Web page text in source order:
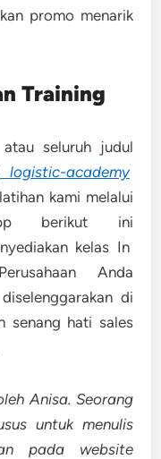
promo menarik
Training
seluruh judul
logistic-academy
kami melalui
berikut ini
kelas In
Anda
di
senang hati sales
Anisa. Seorang
untuk menulis
pada website